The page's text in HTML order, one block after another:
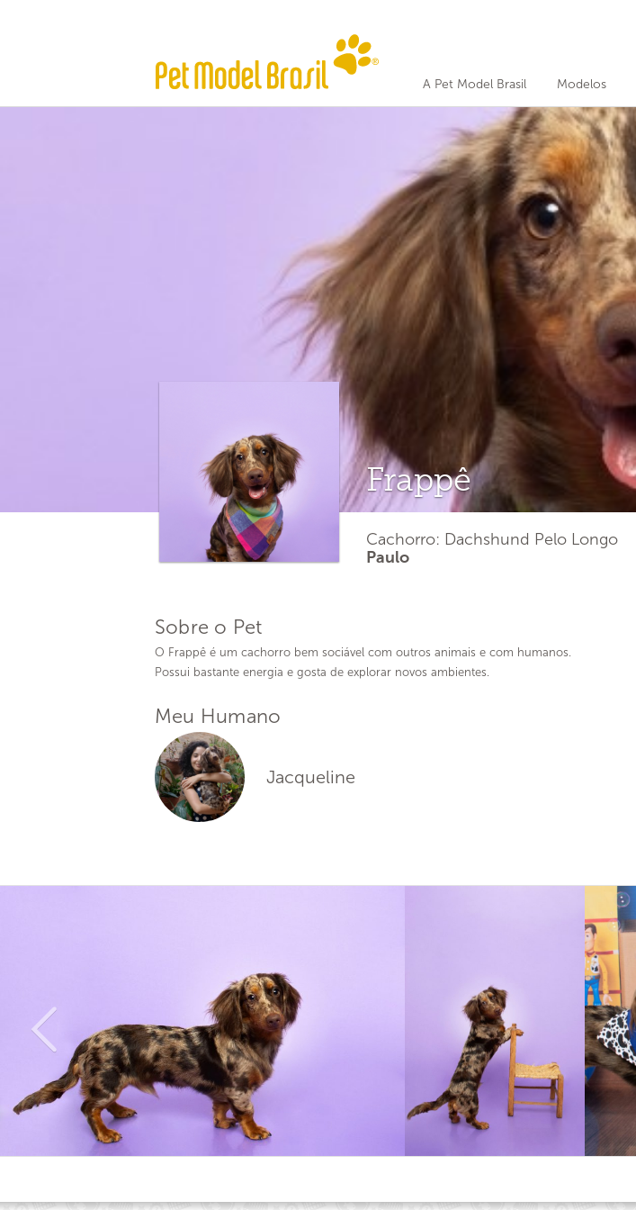
A Pet Model Brasil Modelos
Frappê
Cachorro: Dachshund Pelo Longo
Paulo
Sobre o Pet
O Frappê é um cachorro bem sociável com outros animais e com humanos.
Possui bastante energia e gosta de explorar novos ambientes.
Meu Humano
Jacqueline